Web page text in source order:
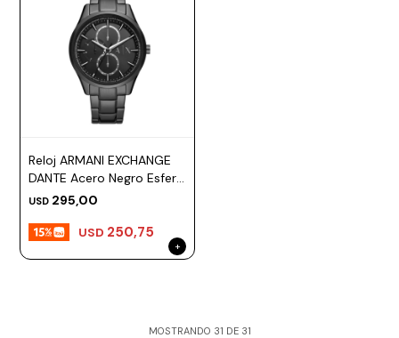
Reloj ARMANI EXCHANGE
DANTE Acero Negro Esfera
42mm
USD 295,00
USD 250,75
MOSTRANDO 31 DE 31